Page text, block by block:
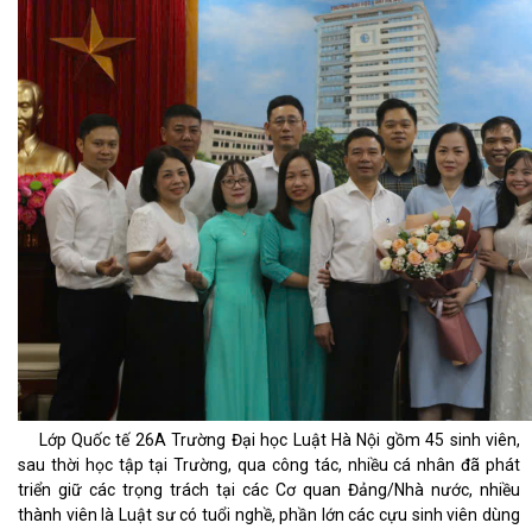
Lớp Quốc tế 26A Trường Đại học Luật Hà Nội gồm 45 sinh viên,
sau thời học tập tại Trường, qua công tác, nhiều cá nhân đã phát
triển giữ các trọng trách tại các Cơ quan Đảng/Nhà nước, nhiều
thành viên là Luật sư có tuổi nghề, phần lớn các cựu sinh viên dùng